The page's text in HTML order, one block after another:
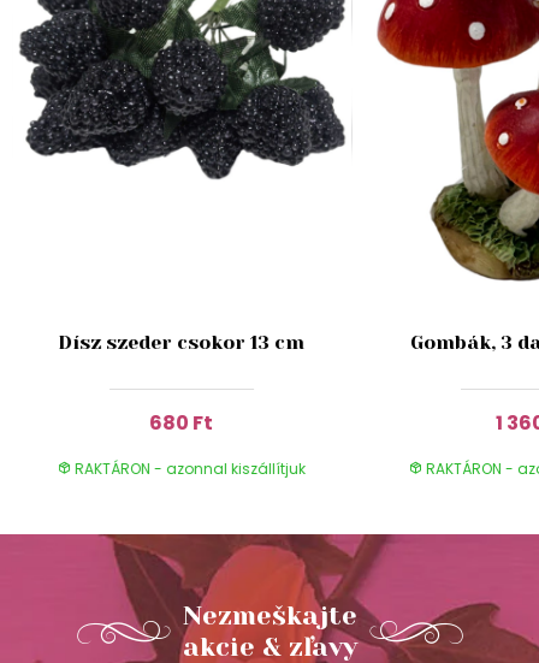
Dísz szeder csokor 13 cm
680 Ft
RAKTÁRON - azonnal kiszállítjuk
Gombák, 3
1
RAKTÁRON -
Nezmeškajte
akcie & zľavy